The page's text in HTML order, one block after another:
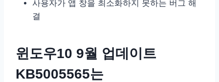
사용자가 앱 창을 최소화하지 못하는 버그 해
결
윈도우10 9월 업데이트
KB5005565는